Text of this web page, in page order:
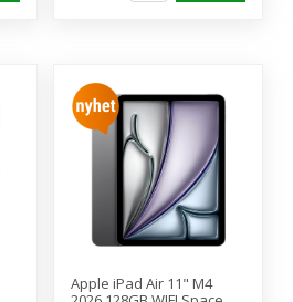
Apple iPad Air 11" M4